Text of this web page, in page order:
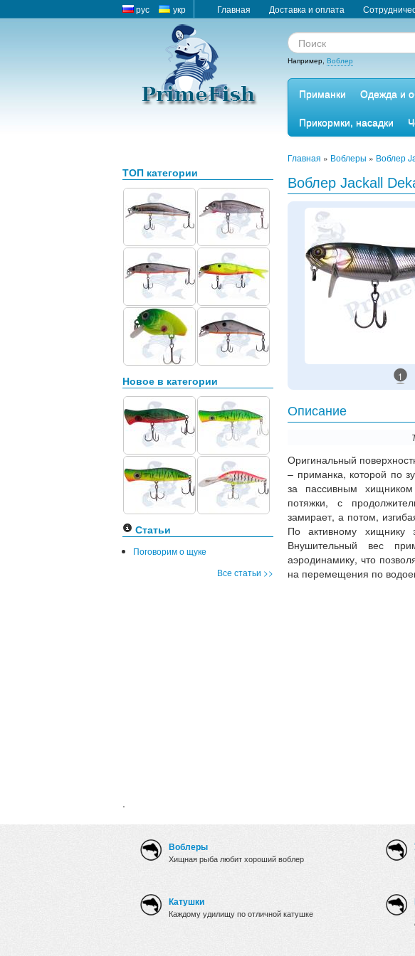
рус укр Главная Доставка и оплата
Например, Воблер
Приманки Одежда и
Прикормки, насадки
ТОП категории
Новое в категории
Статьи
Поговорим о щуке
Все статьи >>
.
Главная » Воблеры » Воблер
Воблер Jackall
1
Описание
Оригинальный
– приманка, которой по
за пассивным
потяжки, с
замирает, а потом,
По активному хищнику
Внушительный вес
аэродинамику, что
на перемещения по
Воблеры
Хищная рыба любит хороший воблер
Катушки
Каждому удилищу по отличной катушке